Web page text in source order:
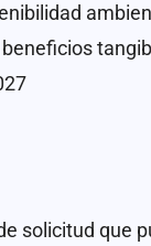
solicitud que